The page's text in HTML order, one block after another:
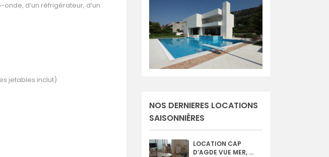
d’un réfrigérateur, d’un
jetables inclut)
NOS DERNIERES LOCATIONS
SAISONNIÈRES
LOCATION CAP
D’AGDE VUE MER, ...